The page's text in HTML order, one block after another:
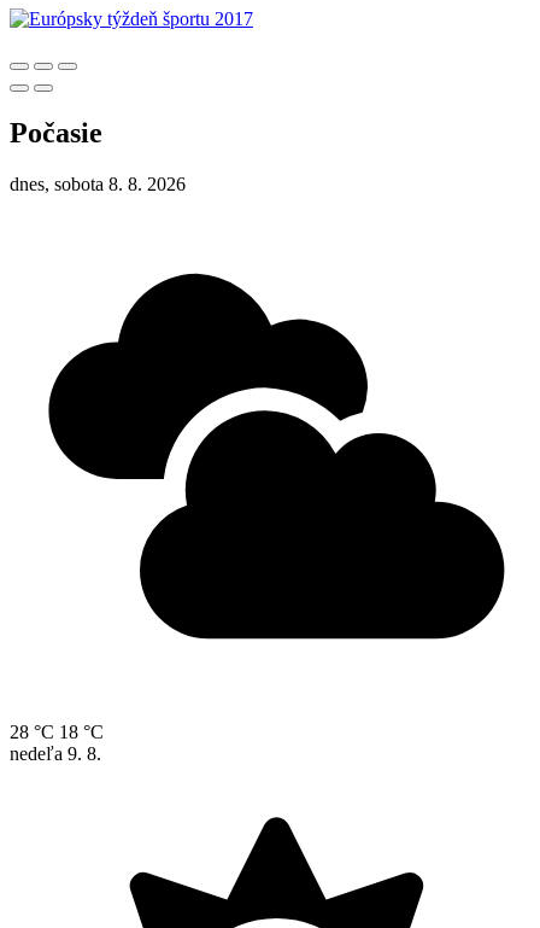
Počasie
dnes, sobota 8. 8. 2026
28 °C 18 °C
nedeľa 9. 8.